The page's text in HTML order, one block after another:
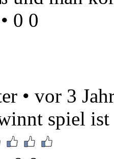
• 0 0
• vor 3
spiel ist